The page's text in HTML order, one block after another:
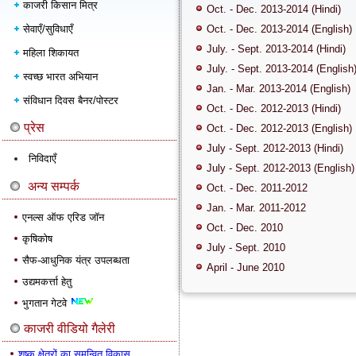
काजरी किसान मित्र
सेवाएँ/सुविधाएँ
महिला शिकायत
स्वच्छ भारत अभियान
संविधान दिवस बैनर/पोस्टर
प्रेस
निविदाएँ
अन्य सम्पर्क
एनल्स ऑफ एरिड जॉन
कृषिकोष
सैफ-आधुनिक यंत्र उपलब्धता
उद्यमकर्त्ता हेतु
भुगतान गेटवे
काजरी वीडियो गैलेरी
Oct. - Dec. 2013-2014 (Hindi)
Oct. - Dec. 2013-2014 (English)
July. - Sept. 2013-2014 (Hindi)
July. - Sept. 2013-2014 (English)
Jan. - Mar. 2013-2014 (English)
Oct. - Dec. 2012-2013 (Hindi)
Oct. - Dec. 2012-2013 (English)
July - Sept. 2012-2013 (Hindi)
July - Sept. 2012-2013 (English)
Oct. - Dec. 2011-2012
Jan. - Mar. 2011-2012
Oct. - Dec. 2010
July - Sept. 2010
April - June 2010